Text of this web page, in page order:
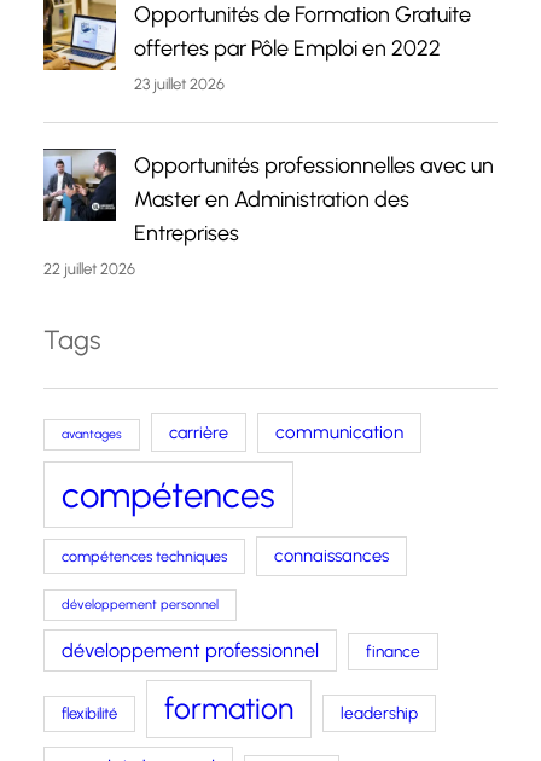
Opportunités de Formation Gratuite
offertes par Pôle Emploi en 2022
23 juillet 2026
Opportunités professionnelles avec un
Master en Administration des
Entreprises
22 juillet 2026
Tags
avantages carrière communication
compétences
compétences techniques connaissances
développement personnel
développement professionnel finance
flexibilité formation leadership